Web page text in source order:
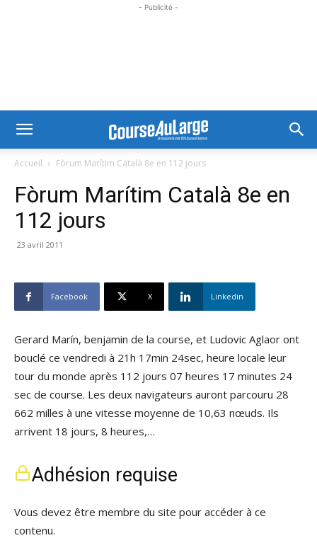
- Publicité -
Accueil Fòrum Marítim Català 8e en 112 jours
Fòrum Marítim Català 8e en
112 jours
23 avril 2011
Facebook X Linkedin
Gerard Marín, benjamin de la course, et Ludovic Aglaor ont
bouclé ce vendredi à 21h 17min 24sec, heure locale leur
tour du monde après 112 jours 07 heures 17 minutes 24
sec de course. Les deux navigateurs auront parcouru 28
662 milles à une vitesse moyenne de 10,63 nœuds. Ils
arrivent 18 jours, 8 heures,…
Adhésion requise
Vous devez être membre du site pour accéder à ce
contenu.